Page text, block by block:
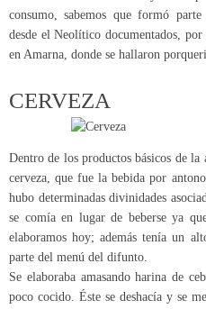
consumo, sabemos que formó
desde el Neolítico documentados,
en Amarna, donde se hallaron
CERVEZA
Dentro de los productos básicos de
cerveza, que fue la bebida por
hubo determinadas divinidades
se comía en lugar de beberse ya
elaboramos hoy; además tenía un
parte del menú del difunto.
Se elaboraba amasando harina de
poco cocido. Éste se deshacía y se